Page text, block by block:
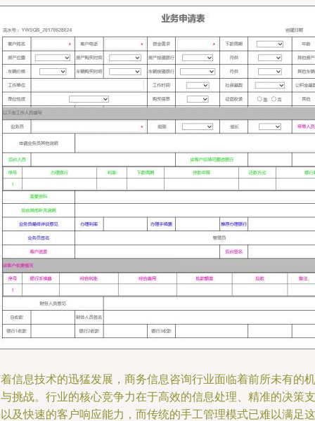
信息技术的迅猛发展，商务信息咨询行业面临着前所未有的机
挑战。行业的核心竞争力在于高效的信息处理、精准的决策支
及快速的客户响应能力，而传统的手工管理模式已难以满足这